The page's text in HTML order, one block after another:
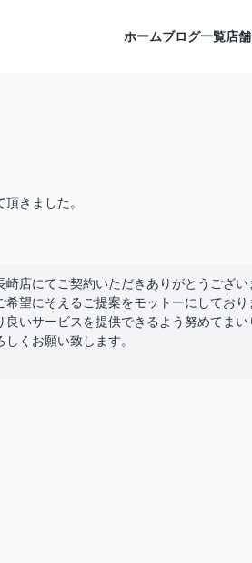
ホームブログ一覧店
きました。
崎店にてご契約いただきありがとうござい
望にそえるご提案をモットーにしており
いサービスを提供できるよう努めてまい
くお願い致します。